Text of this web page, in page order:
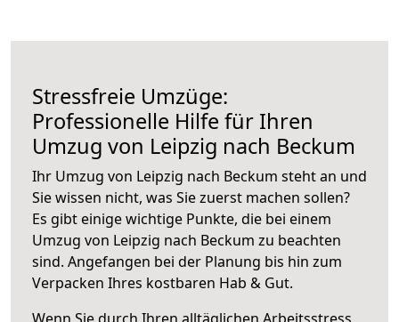
Stressfreie Umzüge:
Professionelle Hilfe für Ihren
Umzug von Leipzig nach Beckum
Ihr Umzug von Leipzig nach Beckum steht an und
Sie wissen nicht, was Sie zuerst machen sollen?
Es gibt einige wichtige Punkte, die bei einem
Umzug von Leipzig nach Beckum zu beachten
sind. Angefangen bei der Planung bis hin zum
Verpacken Ihres kostbaren Hab & Gut.